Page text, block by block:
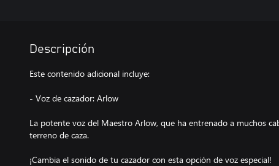
Descripción
Este contenido adicional incluye:
- Voz de cazador: Arlow
La potente voz del Maestro Arlow, que ha entrenado a muchos
terreno de caza.
¡Cambia el sonido de tu cazador con esta opción de voz especial!